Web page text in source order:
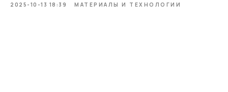
2025-10-13 18:39 МАТЕРИАЛЫ И ТЕХНОЛОГИИ